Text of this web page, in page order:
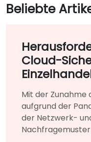
Beliebte
Cloud-
Mit der Zunahme
aufgrund der
der Netzwerk-